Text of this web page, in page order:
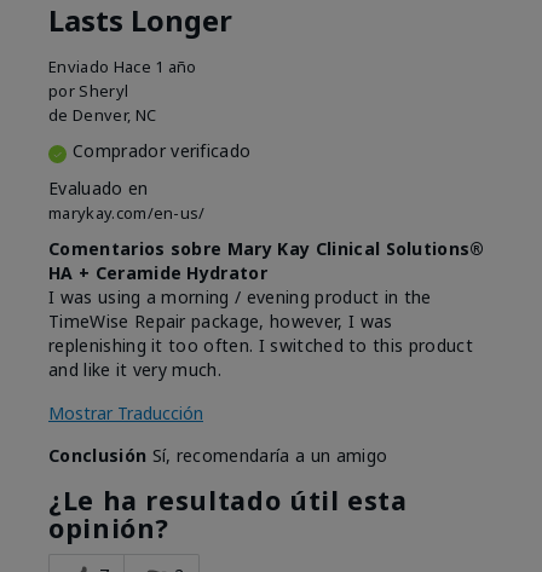
Lasts Longer
Enviado Hace 1 año
por Sheryl
de Denver, NC
Comprador verificado
Evaluado en
marykay.com/en-us/
Comentarios sobre Mary Kay Clinical Solutions®
HA + Ceramide Hydrator
I was using a morning / evening product in the
TimeWise Repair package, however, I was
replenishing it too often. I switched to this product
and like it very much.
Mostrar Traducción
Conclusión Sí, recomendaría a un amigo
¿Le ha resultado útil esta
opinión?